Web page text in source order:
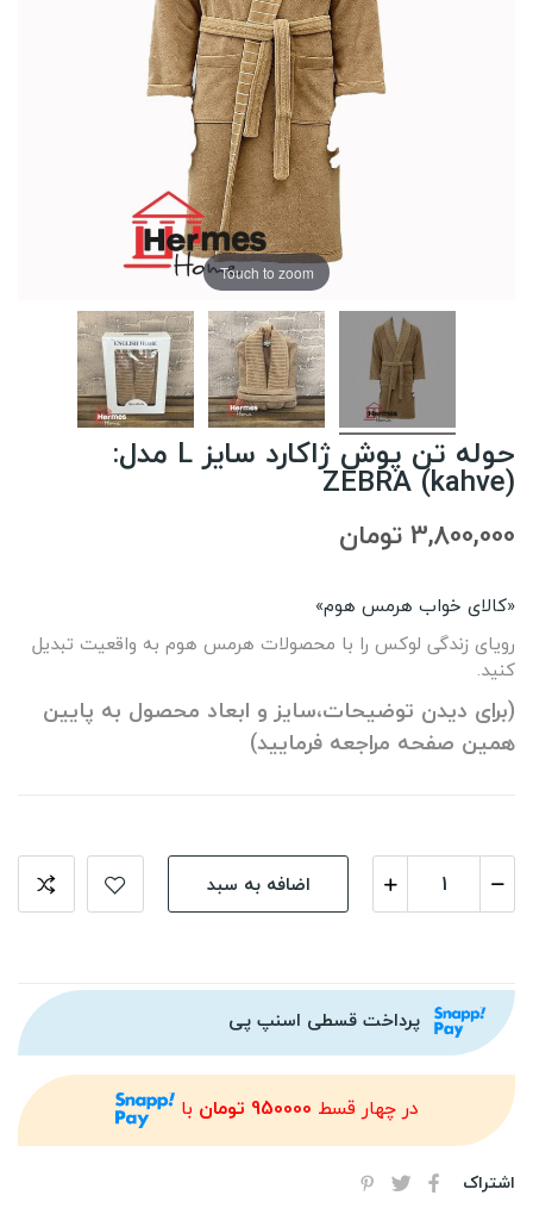
Touch to zoom
حوله تن پوش ژاکارد سایز L مدل:
(ZEBRA (kahve
3,800,000 تومان
«کالای خواب هرمس هوم»
رویای زندگی لوکس را با محصولات هرمس هوم به واقعیت تبدیل
کنید.
(برای دیدن توضیحات،سایز و ابعاد محصول به پایین
همین صفحه مراجعه فرمایید)
اضافه به سبد
پرداخت قسطی اسنپ پی
در چهار قسط 950000 تومان با
اشتراک